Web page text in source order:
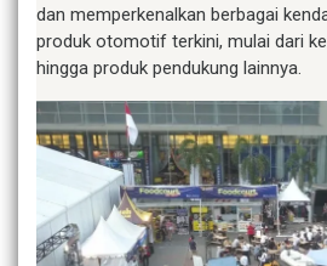
dan memperkenalkan berbagai
produk otomotif terkini, mulai dari
hingga produk pendukung lainnya.